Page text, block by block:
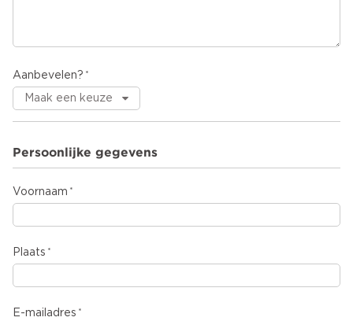
Aanbevelen?
Persoonlijke gegevens
Voornaam
Plaats
E-mailadres